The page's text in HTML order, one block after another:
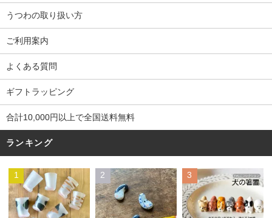
うつわの取り扱い方
ご利用案内
よくある質問
ギフトラッピング
合計10,000円以上で全国送料無料
ランキング
1 2 3